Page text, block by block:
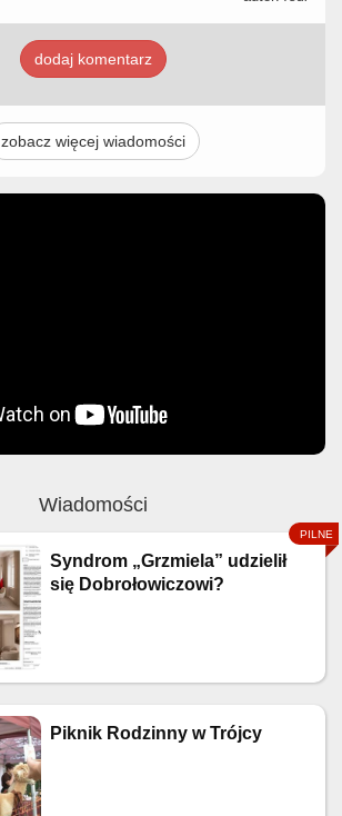
dodaj komentarz
zobacz więcej wiadomości
Wiadomości
Syndrom „Grzmiela” udzielił
się Dobrołowiczowi?
Piknik Rodzinny w Trójcy